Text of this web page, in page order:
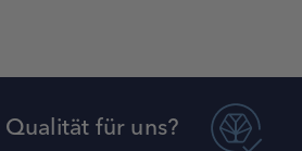
für uns?